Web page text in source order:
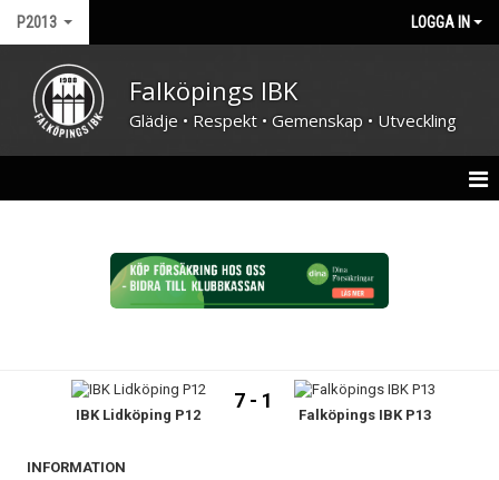
P2013 LOGGA IN
Falköpings IBK
Glädje • Respekt • Gemenskap • Utveckling
BILDGALLERI
IBK Lidköping P12
7 - 1
Falköpings IBK P13
INFORMATION